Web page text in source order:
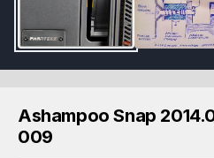
Ashampoo Snap
009